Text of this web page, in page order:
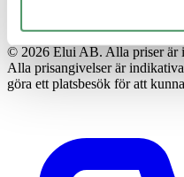
© 2026 Elui AB. Alla priser är
Alla prisangivelser är
göra ett platsbesök för att